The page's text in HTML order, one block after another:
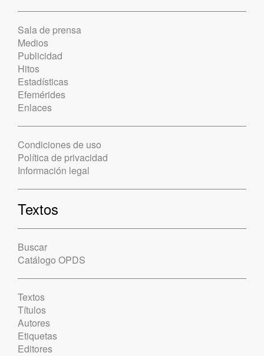
Sala de prensa
Medios
Publicidad
Hitos
Estadísticas
Efemérides
Enlaces
Condiciones de uso
Política de privacidad
Información legal
Textos
Buscar
Catálogo OPDS
Textos
Títulos
Autores
Etiquetas
Editores